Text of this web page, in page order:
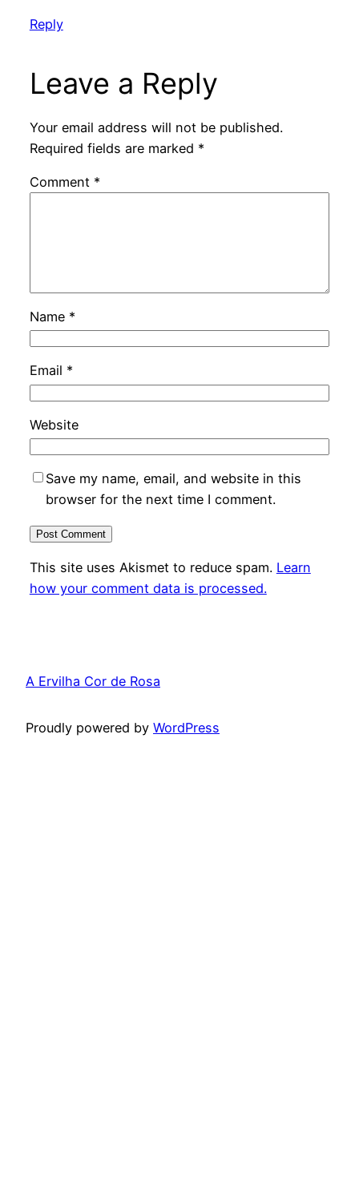
Reply
Leave a Reply
Your email address will not be published.
Required fields are marked *
Comment *
Name *
Email *
Website
Save my name, email, and website in this
browser for the next time I comment.
This site uses Akismet to reduce spam. Learn
how your comment data is processed.
A Ervilha Cor de Rosa
Proudly powered by WordPress